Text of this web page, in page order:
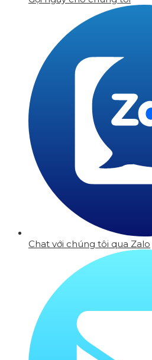
Chat với chúng tôi qua Zalo